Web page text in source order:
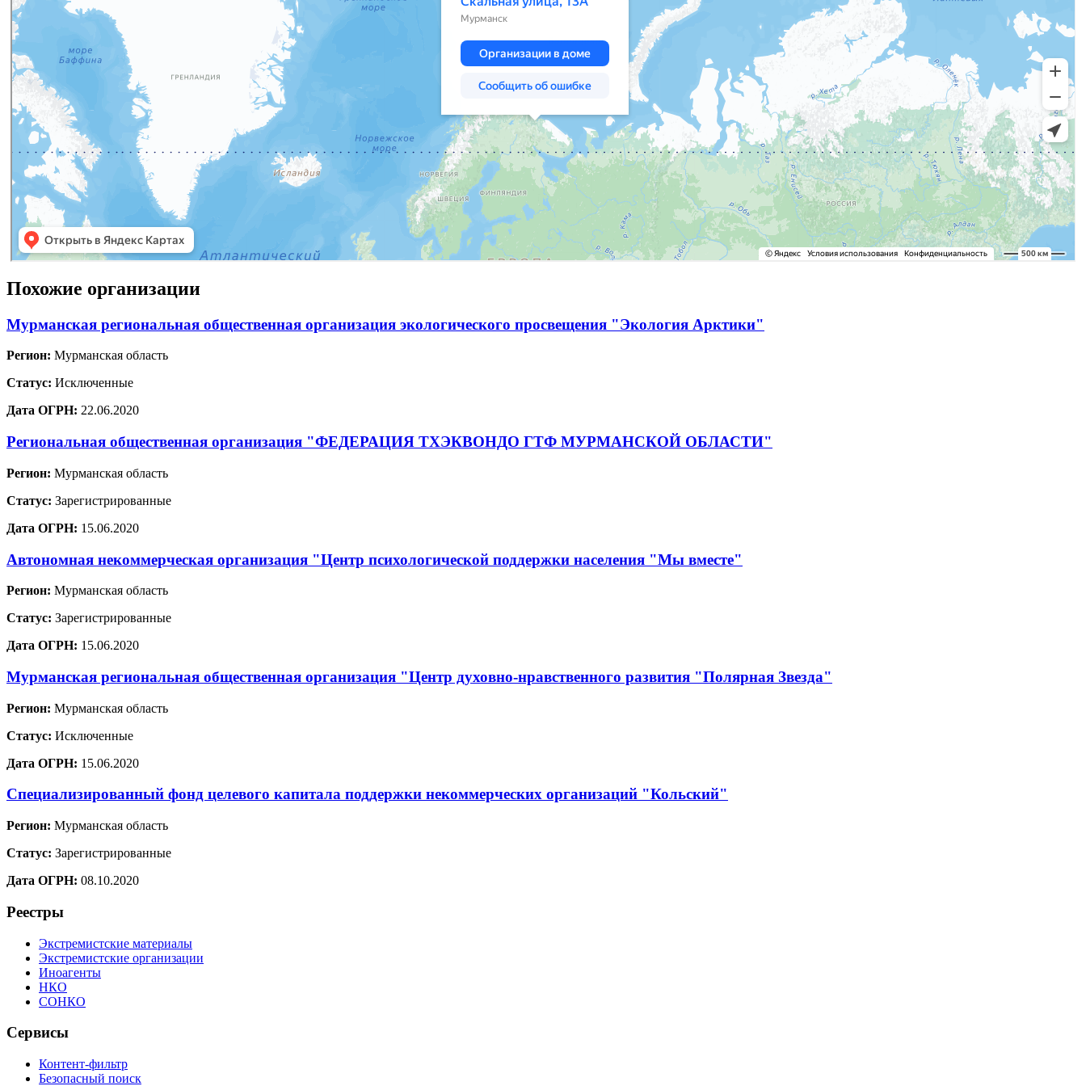
Похожие организации
Мурманская региональная общественная организация экологического просвещения "Экология Арктики"
Регион: Мурманская область
Статус: Исключенные
Дата ОГРН: 22.06.2020
Региональная общественная организация "ФЕДЕРАЦИЯ ТХЭКВОНДО ГТФ МУРМАНСКОЙ ОБЛАСТИ"
Регион: Мурманская область
Статус: Зарегистрированные
Дата ОГРН: 15.06.2020
Автономная некоммерческая организация "Центр психологической поддержки населения "Мы вместе"
Регион: Мурманская область
Статус: Зарегистрированные
Дата ОГРН: 15.06.2020
Мурманская региональная общественная организация "Центр духовно-нравственного развития "Полярная Звезда"
Регион: Мурманская область
Статус: Исключенные
Дата ОГРН: 15.06.2020
Специализированный фонд целевого капитала поддержки некоммерческих организаций "Кольский"
Регион: Мурманская область
Статус: Зарегистрированные
Дата ОГРН: 08.10.2020
Реестры
Экстремистские материалы
Экстремистские организации
Иноагенты
НКО
СОНКО
Сервисы
Контент-фильтр
Безопасный поиск